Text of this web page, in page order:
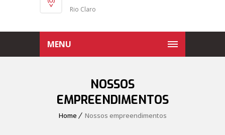
Rio Claro
MENU
NOSSOS
EMPREENDIMENTOS
Home Nossos empreendimentos